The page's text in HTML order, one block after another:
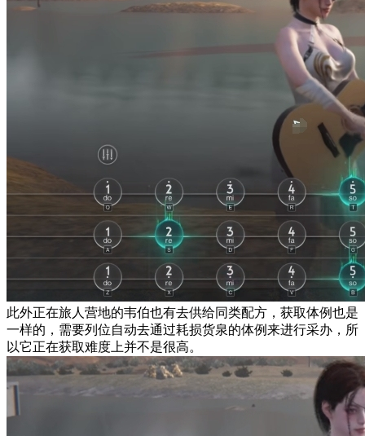
此外正在旅人营地的韦伯也有去供给同类配方，获取体例也是
一样的，需要列位自动去通过耗损货泉的体例来进行采办，所
以它正在获取难度上并不是很高。